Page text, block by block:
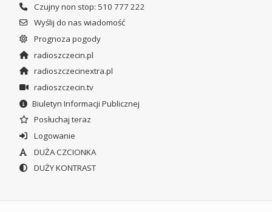
Czujny non stop: 510 777 222
Wyślij do nas wiadomość
Prognoza pogody
radioszczecin.pl
radioszczecinextra.pl
radioszczecin.tv
Biuletyn Informacji Publicznej
Posłuchaj teraz
Logowanie
DUŻA CZCIONKA
DUŻY KONTRAST